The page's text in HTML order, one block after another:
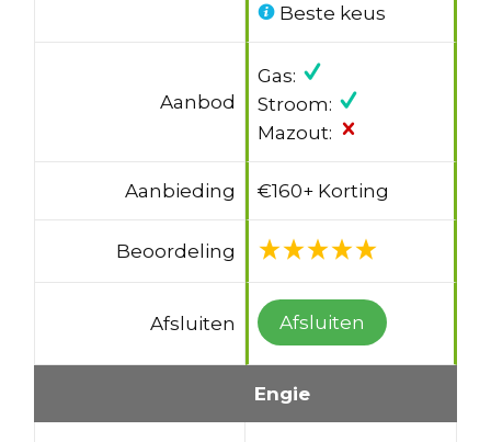
Beste keus
Aanbod
Gas:
Stroom:
Mazout:
Aanbieding €160+ Korting
Beoordeling
Afsluiten Afsluiten
Engie